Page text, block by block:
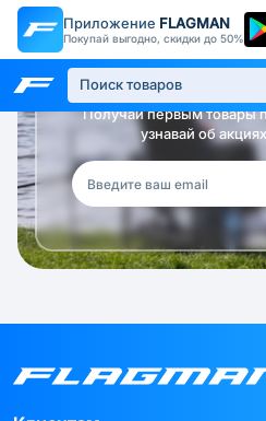
Приложение FLAGMAN
Покупай выгодно, скидки до 50%
Будь в
Получай первым товары
узнавай об